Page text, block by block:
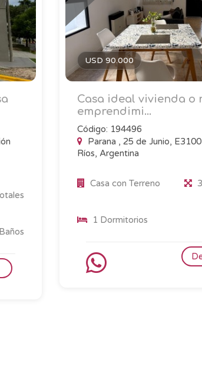
USD 90.000
Casa ideal vivienda o
emprendimi...
Código: 194496
Parana , 25 de Junio,
Ríos, Argentina
Casa con Terreno
1 Dormitorios